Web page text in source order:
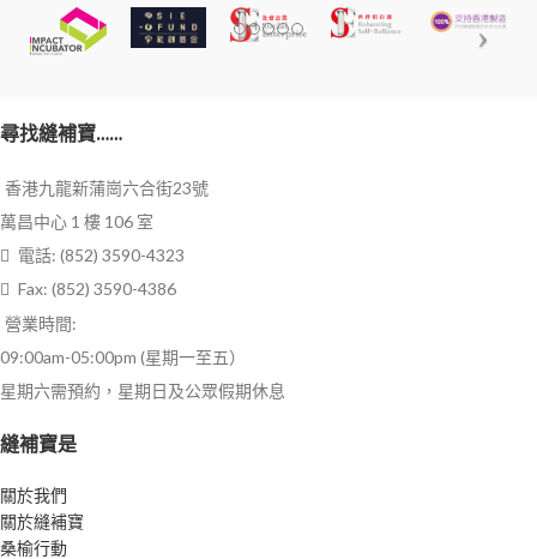
尋找縫補寶……
香港九龍新蒲崗六合街23號
萬昌中心 1 樓 106 室
電話: (852) 3590-4323
Fax: (852) 3590-4386
營業時間:
09:00am-05:00pm (星期一至五）
星期六需預約，星期日及公眾假期休息
縫補寶是
關於我們
關於縫補寶
桑榆行動